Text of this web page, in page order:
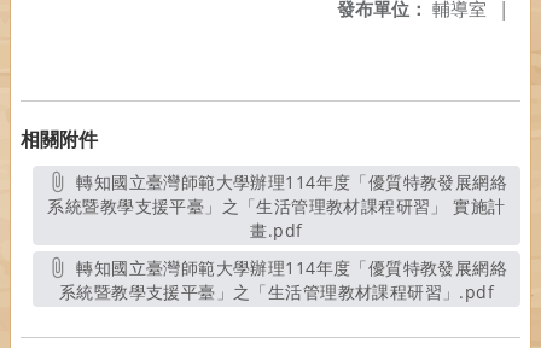
發布單位： 輔導室 |
相關附件
轉知國立臺灣師範大學辦理114年度「優質特教發展網絡
系統暨教學支援平臺」之「生活管理教材課程研習」 實施計
畫.pdf另開新視窗
轉知國立臺灣師範大學辦理114年度「優質特教發展網絡
系統暨教學支援平臺」之「生活管理教材課程研習」.pdf另開